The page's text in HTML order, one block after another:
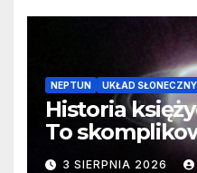
NEPTUN UKŁAD SŁONECZNY
Historia
To
3 SIERPNIA 2026